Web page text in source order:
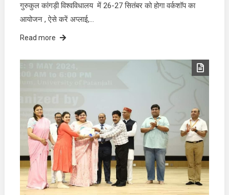
गुरुकुल कांगड़ी विश्वविधालय में 26-27 सितंबर को होगा वर्कशॉप का
आयोजन , ऐसे करें अप्लाई,…
Read more